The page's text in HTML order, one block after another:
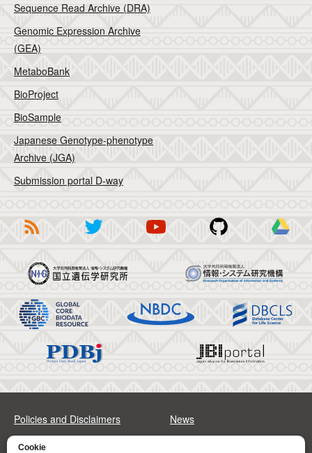
Sequence Read Archive (DRA)
Genomic Expression Archive
(GEA)
MetaboBank
BioProject
BioSample
Japanese Genotype-phenotype
Archive (JGA)
Submission portal D-way
Policies and Disclaimers News
FAQs
Cookie